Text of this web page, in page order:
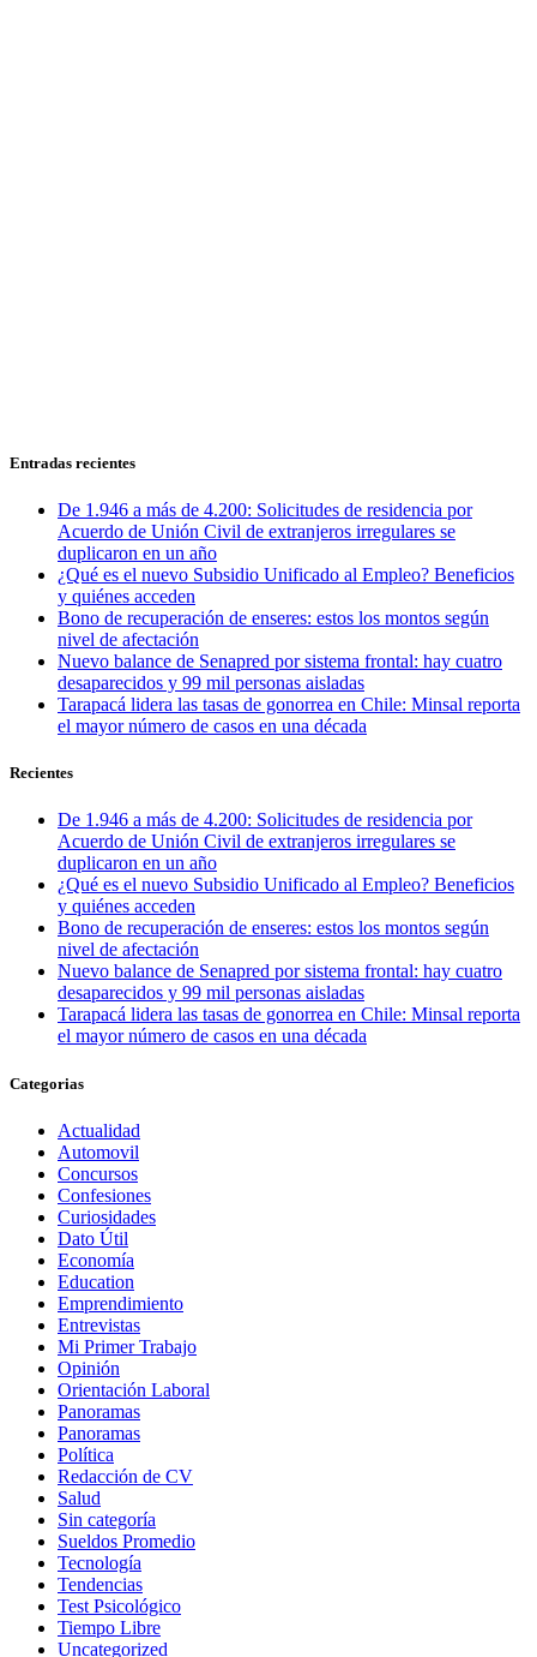
Entradas recientes
De 1.946 a más de 4.200: Solicitudes de residencia por
Acuerdo de Unión Civil de extranjeros irregulares se
duplicaron en un año
¿Qué es el nuevo Subsidio Unificado al Empleo? Beneficios
y quiénes acceden
Bono de recuperación de enseres: estos los montos según
nivel de afectación
Nuevo balance de Senapred por sistema frontal: hay cuatro
desaparecidos y 99 mil personas aisladas
Tarapacá lidera las tasas de gonorrea en Chile: Minsal reporta
el mayor número de casos en una década
Recientes
De 1.946 a más de 4.200: Solicitudes de residencia por
Acuerdo de Unión Civil de extranjeros irregulares se
duplicaron en un año
¿Qué es el nuevo Subsidio Unificado al Empleo? Beneficios
y quiénes acceden
Bono de recuperación de enseres: estos los montos según
nivel de afectación
Nuevo balance de Senapred por sistema frontal: hay cuatro
desaparecidos y 99 mil personas aisladas
Tarapacá lidera las tasas de gonorrea en Chile: Minsal reporta
el mayor número de casos en una década
Categorias
Actualidad
Automovil
Concursos
Confesiones
Curiosidades
Dato Útil
Economía
Education
Emprendimiento
Entrevistas
Mi Primer Trabajo
Opinión
Orientación Laboral
Panoramas
Panoramas
Política
Redacción de CV
Salud
Sin categoría
Sueldos Promedio
Tecnología
Tendencias
Test Psicológico
Tiempo Libre
Uncategorized